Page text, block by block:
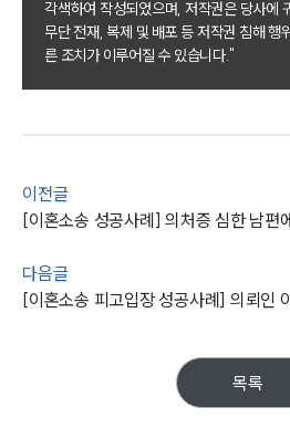
이혼 주요 업
사례분석/최신
법률지식
업무
상간자위자료
구성원 소개
각색하여 작성되었으며, 저작권은 당사에
무단 전재, 복제 및 배포 등 저작권 침해 행
른 조치가 이루어질 수 있습니다."
이전글
다음글
[이혼소송 피고입장 성공사례] 의뢰인
목록